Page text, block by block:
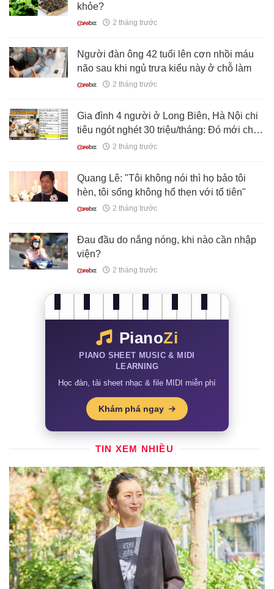
khỏe?
2 tháng trước
Người đàn ông 42 tuổi lên cơn nhồi máu
não sau khi ngủ trưa kiểu này ở chỗ làm
2 tháng trước
Gia đình 4 người ở Long Biên, Hà Nội chi
tiêu ngót nghét 30 triệu/tháng: Đó mới chỉ
là chi phí cơ bản, các khoản lặt vặt lại trích
2 tháng trước
Quang Lê: "Tôi không nói thì họ bảo tôi
hèn, tôi sống không hổ thẹn với tổ tiên"
2 tháng trước
Đau đầu do nắng nóng, khi nào cần nhập
viện?
2 tháng trước
PianoZi
PIANO SHEET MUSIC & MIDI
LEARNING
Học đàn, tải sheet nhạc & file MIDI miễn phí
Khám phá ngay
TIN XEM NHIỀU